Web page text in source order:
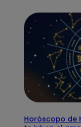
Horóscopo de